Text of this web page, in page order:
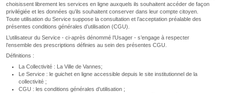
choisissent librement les services en ligne auxquels ils souhaitent accéder de façon
privilégiée et les données qu’ils souhaitent conserver dans leur compte citoyen.
Toute utilisation du Service suppose la consultation et l’acceptation préalable des
présentes conditions générales d’utilisation (CGU).
L’utilisateur du Service - ci-après dénommé l’Usager - s’engage à respecter
l’ensemble des prescriptions définies au sein des présentes CGU.
Définitions :
La Collectivité : La Ville de Vannes;
Le Service : le guichet en ligne accessible depuis le site institutionnel de la
collectivité ;
CGU : les conditions générales d’utilisation ;